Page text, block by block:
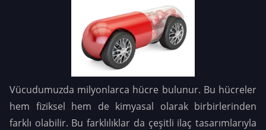
Vücudumuzda milyonlarca hücre bulunur. Bu hücreler
hem fiziksel hem de kimyasal olarak birbirlerinden
farklı olabilir. Bu farklılıklar da çeşitli ilaç tasarımlarıyla